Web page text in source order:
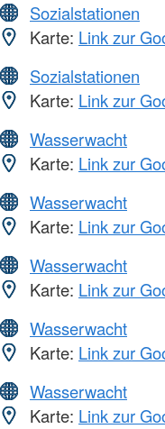
Sozialstationen
Karte: Link zur
Sozialstationen
Karte: Link zur
Wasserwacht
Karte: Link zur
Wasserwacht
Karte: Link zur
Wasserwacht
Karte: Link zur
Wasserwacht
Karte: Link zur
Wasserwacht
Karte: Link zur